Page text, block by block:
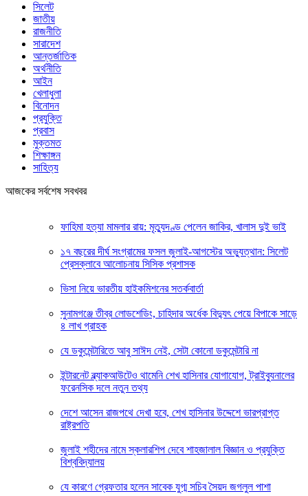
সিলেট
জাতীয়
রাজনীতি
সারাদেশ
আন্তর্জাতিক
অর্থনীতি
আইন
খেলাধুলা
বিনোদন
প্রযুক্তি
প্রবাস
মুক্তমত
শিক্ষাঙ্গন
সাহিত্য
আজকের সর্বশেষ সবখবর
ফাহিমা হত্যা মামলার রায়: মৃত্যুদণ্ড পেলেন জাকির, খালাস দুই ভাই
১৭ বছরের দীর্ঘ সংগ্রামের ফসল জুলাই-আগস্টের অভ্যুত্থান: সিলেট
প্রেসক্লাবে আলোচনায় সিসিক প্রশাসক
ভিসা নিয়ে ভারতীয় হাইকমিশনের সতর্কবার্তা
সুনামগঞ্জে তীব্র লোডশেডিং, চাহিদার অর্ধেক বিদ্যুৎ পেয়ে বিপাকে সাড়ে
৪ লাখ গ্রাহক
যে ডকুমেন্টারিতে আবু সাঈদ নেই, সেটা কোনো ডকুমেন্টারি না
ইন্টারনেট ব্ল্যাকআউটেও থামেনি শেখ হাসিনার যোগাযোগ, ট্রাইব্যুনালের
ফরেনসিক দলে নতুন তথ্য
দেশে আসেন রাজপথে দেখা হবে, শেখ হাসিনার উদ্দেশে ভারপ্রাপ্ত
রাষ্ট্রপতি
জুলাই শহীদের নামে স্কলারশিপ দেবে শাহজালাল বিজ্ঞান ও প্রযুক্তি
বিশ্ববিদ্যালয়
যে কারণে গ্রেফতার হলেন সাবেক যুগ্ম সচিব সৈয়দ জগলুল পাশা